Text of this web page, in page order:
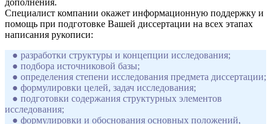
Специалист компании окажет информационную поддержку и
помощь при подготовке Вашей диссертации на всех этапах
написания рукописи:
● разработки структуры и концепции исследования;
● подбора источниковой базы;
● определения степени исследования предмета диссертации;
● формулировки целей, задач исследования;
● подготовки содержания структурных элементов
исследования;
● формулировки и обоснования основных положений,